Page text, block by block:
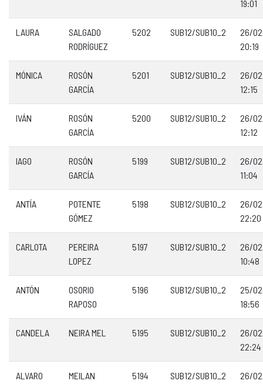
19:01
LAURA
SALGADO
RODRÍGUEZ
5202 SUB12/SUB10_2
26/
20:19
MÓNICA
ROSÓN
GARCÍA
5201 SUB12/SUB10_2
26/
12:15
IVÁN
ROSÓN
GARCÍA
5200 SUB12/SUB10_2
26/
12:12
IAGO
ROSÓN
GARCÍA
5199 SUB12/SUB10_2
26/
11:04
ANTÍA
POTENTE
GÓMEZ
5198 SUB12/SUB10_2
26/
22:20
CARLOTA
PEREIRA
LOPEZ
5197 SUB12/SUB10_2
26/
10:48
ANTÓN
OSORIO
RAPOSO
5196 SUB12/SUB10_2
25/
18:56
CANDELA NEIRA MEL 5195 SUB12/SUB10_2
26/
22:24
ALVARO MEILAN 5194 SUB12/SUB10_2 26/